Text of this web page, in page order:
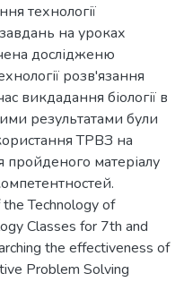
технології
на уроках
дослідженю
розв'язання
викдадання біології в
результатами були
ТРВЗ на
пройденого матеріалу
Technology of
Classes for 7th and
the effectiveness of
Problem Solving